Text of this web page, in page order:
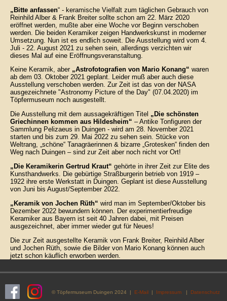
„Bitte anfassen“ - keramische Vielfalt zum täglichen Gebrauch von
Reinhild Alber & Frank Breiter sollte schon am 22. März 2020
eröffnet werden, mußte aber eine Woche vor Beginn verschoben
werden. Die beiden Keramiker zeigen Handwerkskunst in moderner
Umsetzung. Nun ist es endlich soweit. Die Ausstellung wird vom 4.
Juli - 22. August 2021 zu sehen sein, allerdings verzichten wir
dieses Mal auf eine Eröffnungsveranstaltung.
Keine Keramik, aber„Astrofotografien von Mario Konang“ waren
ab dem 03. Oktober 2021 geplant. Leider muß aber auch diese
Ausstellung verschoben werden. Zur Zeit ist das von der NASA
ausgezeichnete "Astronomy Picture of the Day" (07.04.2020) im
Töpfermuseum noch ausgestellt.
Die Ausstellung mit dem aussagekräftigen Titel „Die schönsten
Griechinnen kommen aus Hildesheim“ – Antike Tonfiguren der
Sammlung Pelizaeus in Duingen - wird am 28. November 2021
starten und bis zum 29. Mai 2022 zu sehen sein. Stücke von
Weltrang, „schöne“ Tanagräerinnen & bizarre „Grotesken“ finden den
Weg nach Duingen – sind zur Zeit aber noch nicht vor Ort!
„Die Keramikerin Gertrud Kraut“ gehörte in ihrer Zeit zur Elite des
Kunsthandwerks. Die gebürtige Straßburgerin betrieb von 1919 –
1922 ihre erste Werkstatt in Duingen. Geplant ist diese Ausstellung
von Juni bis August/September 2022.
„Keramik von Jochen Rüth“ wird man im September/Oktober bis
Dezember 2022 bewundern können. Der experimentierfreudige
Keramiker aus Bayern ist seit 40 Jahren dabei, mit Preisen
ausgezeichnet, aber immer wieder gut für Neues!
Die zur Zeit ausgestellte Keramik von Frank Breiter, Reinhild Alber
und Jochen Rüth, sowie die Bilder von Mario Konang können auch
jetzt schon käuflich erworben werden.
© Töpfermuseum Duingen 2024 | E-Mail | Impressum | Datenschutz